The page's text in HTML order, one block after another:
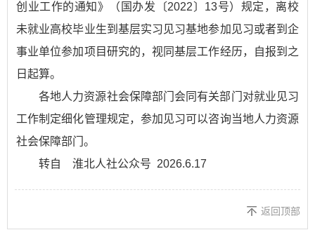
创业工作的通知》（国办发〔2022〕13号）规定，离校
未就业高校毕业生到基层实习见习基地参加见习或者到企
事业单位参加项目研究的，视同基层工作经历，自报到之
日起算。
各地人力资源社会保障部门会同有关部门对就业见习
工作制定细化管理规定，参加见习可以咨询当地人力资源
社会保障部门。
转自 淮北人社公众号 2026.6.17
返回顶部